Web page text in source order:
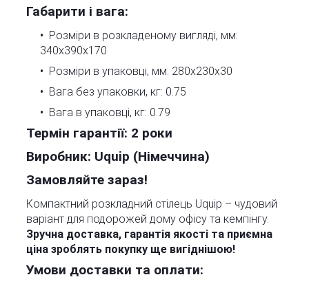
Габарити і вага:
Розміри в розкладеному вигляді, мм:
340х390х170
Розміри в упаковці, мм: 280х230х30
Вага без упаковки, кг: 0.75
Вага в упаковці, кг: 0.79
Термін гарантії: 2 роки
Виробник: Uquip (Німеччина)
Замовляйте зараз!
Компактний розкладний стілець Uquip – чудовий
варіант для подорожей дому офісу та кемпінгу.
Зручна доставка, гарантія якості та приємна
ціна зроблять покупку ще вигіднішою!
Умови доставки та оплати: